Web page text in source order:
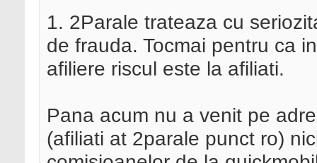
1. 2Parale trateaza cu
de frauda. Tocmai pentru ca
afiliere riscul este la afiliati.
Pana acum nu a venit pe
(afiliati at 2parale punct ro)